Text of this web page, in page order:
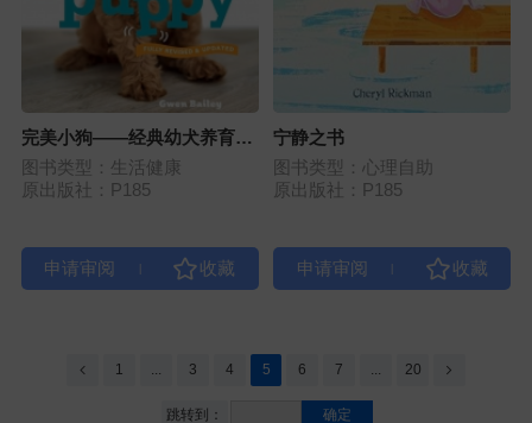
完美小狗——经典幼犬养育指
南（2024修订版）
图书类型：生活健康
原出版社：P185
宁静之书
图书类型：心理自助
原出版社：P185
1 ... 3 4 5 6 7 ... 20
跳转到： 确定